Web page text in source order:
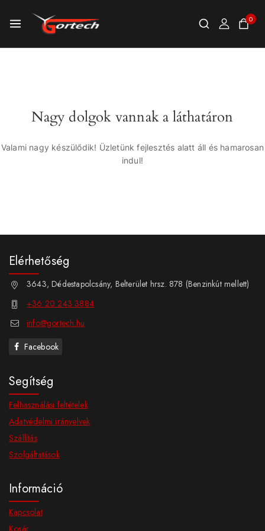
0
Nagy dolgok vannak a láthatáron
Valami nagy készülődik! Üzletünk fejlesztés alatt áll és hamarosan
indul!
Elérhetőség
3643, Dédestapolcsány, Belterület hrsz. 878 (Benzinkút mellett)
+36 20 243 3884
info@gortech.hu
Facebook
Segítség
Felhasználási feltételek
Adatvédelmi irányelvek
Szállítás
Szolgáltatások
Információ
Kapcsolat